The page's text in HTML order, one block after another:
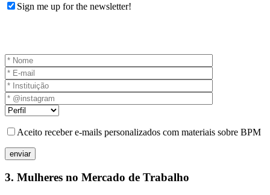
Sign me up for the newsletter!
Aceito receber e-mails personalizados com materiais sobre BPM
3. Mulheres no Mercado de Trabalho